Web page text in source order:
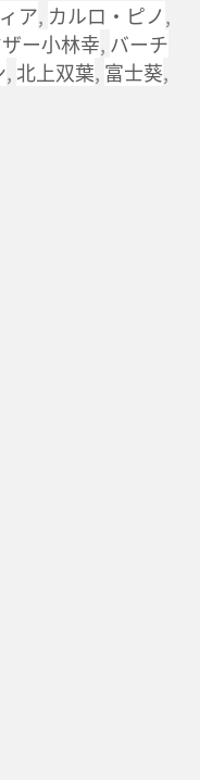
ア, カルロ・ピノ,
ー小林幸, バーチ
,北上双葉, 富士葵,